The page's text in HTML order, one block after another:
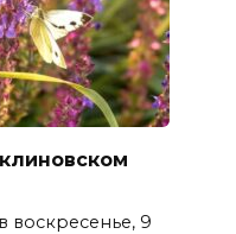
воскресенье, 9